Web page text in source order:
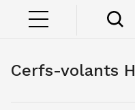
Cerfs-volants